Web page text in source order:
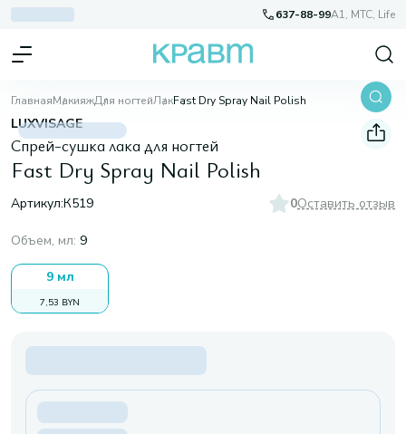
637-88-99A1, МТС, Life
ГлавнаяМакияжДля ногтейЛакFast Dry Spray Nail Polish
LUXVISAGE
Спрей-сушка лака для ногтей
Fast Dry Spray Nail Polish
Артикул:К519 0Оставить отзыв
Объем, мл: 9
9 мл
7,53 BYN